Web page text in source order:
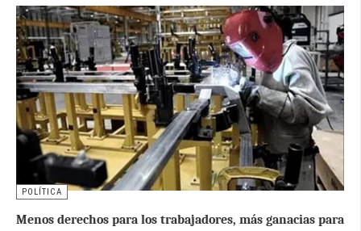
POLÍTICA
Menos derechos para los trabajadores, más ganacias para